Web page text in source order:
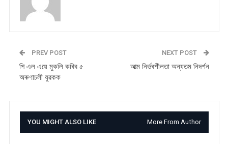
PREV POST
পি এল এয়ে মুকলি কৰিব ৫
অৰুণাচলী যুৱকক
NEXT POST
আত্ম নিৰ্ভৰশীলতা অন্যতম নিদৰ্শন
YOU MIGHT ALSO LIKE More From Author